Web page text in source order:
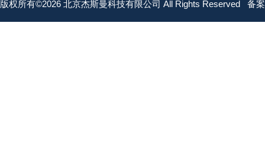
版权所有©2026 北京杰斯曼科技有限公司 All Rights Reserved 备